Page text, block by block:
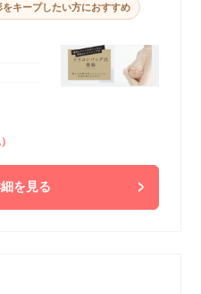
キープしたい方におすすめ
を見る